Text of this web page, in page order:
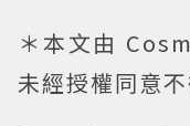
＊本文由
未經授權同意